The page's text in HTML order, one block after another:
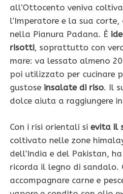
all’Ottocento veniva
l’Imperatore e la sua corte,
nella Pianura Padana. È
risotti, soprattutto con
mare: va lessato almeno
poi utilizzato per cucinare
gustose insalate di riso. Il
dolce aiuta a raggiungere
Con i risi orientali si evita il
coltivato nelle zone
dell’India e del Pakistan,
ricorda il legno di sandalo.
accompagnare carne e